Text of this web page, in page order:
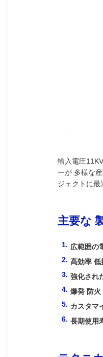
輸入電圧
ーが 多様な
ジェクトに最
主要な
広範囲の
高効率 低
強化され
爆発 防火
カスタマ
長期使用